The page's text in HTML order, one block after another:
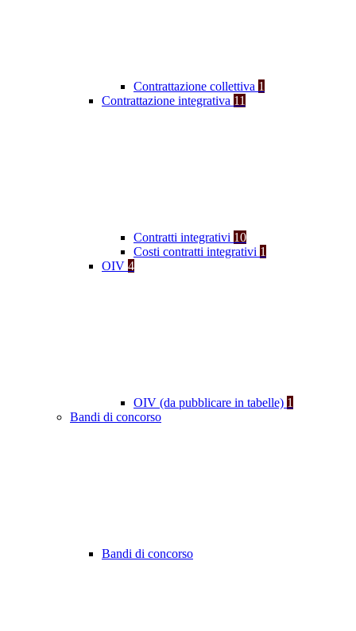
Contrattazione collettiva 1
Contrattazione integrativa 11
Contratti integrativi 10
Costi contratti integrativi 1
OIV 4
OIV (da pubblicare in tabelle) 1
Bandi di concorso
Bandi di concorso